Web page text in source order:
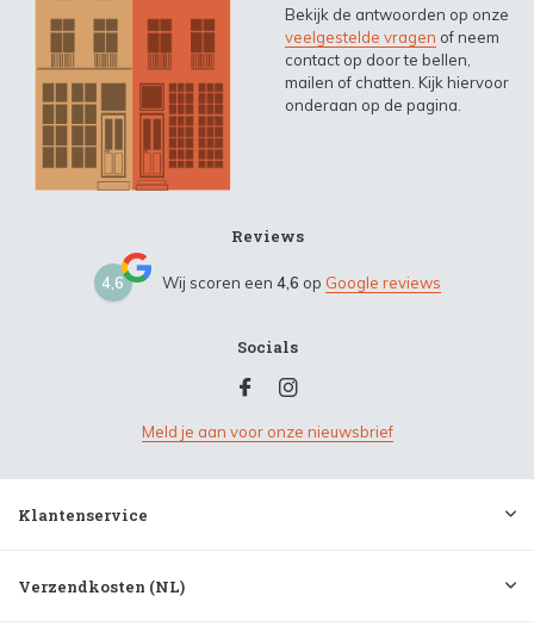
Bekijk de antwoorden op onze
veelgestelde vragen of neem
contact op door te bellen,
mailen of chatten. Kijk hiervoor
onderaan op de pagina.
Reviews
4,6 Wij scoren een 4,6 op Google reviews
Socials
Meld je aan voor onze nieuwsbrief
Klantenservice
Verzendkosten (NL)